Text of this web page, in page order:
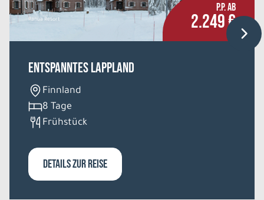
Ranua Resort
P.P. AB
2.249 €
Entspanntes Lappland
Finnland
8 Tage
Frühstück
DETAILS ZUR REISE